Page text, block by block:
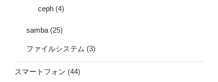
ceph (4)
samba (25)
ファイルシステム (3)
スマートフォン (44)